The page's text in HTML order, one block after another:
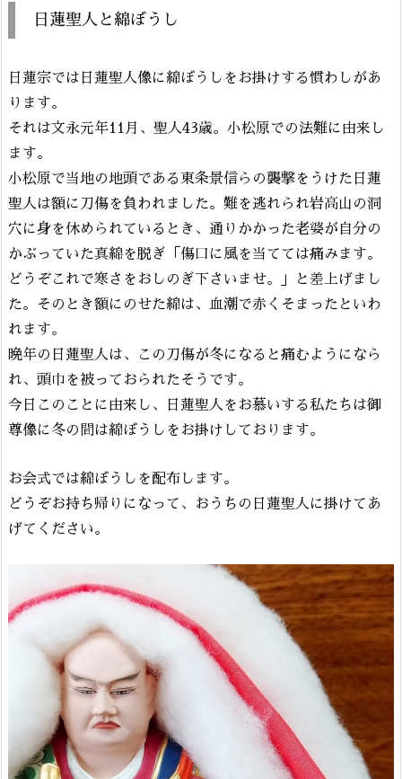
日蓮聖人と綿ぼうし
日蓮宗では日蓮聖人像に綿ぼうしをお掛けする慣わしがあ
ります。
それは文永元年11月、聖人43歳。小松原での法難に由来し
ます。
小松原で当地の地頭である東条景信らの襲撃をうけた日蓮
聖人は額に刀傷を負われました。難を逃れられ岩高山の洞
穴に身を休められているとき、通りかかった老婆が自分の
かぶっていた真綿を脱ぎ「傷口に風を当てては痛みます。
どうぞこれで寒さをおしのぎ下さいませ。」と差上げまし
た。そのとき額にのせた綿は、血潮で赤くそまったといわ
れます。
晩年の日蓮聖人は、この刀傷が冬になると痛むようになら
れ、頭巾を被っておられたそうです。
今日このことに由来し、日蓮聖人をお慕いする私たちは御
尊像に冬の間は綿ぼうしをお掛けしております。
お会式では綿ぼうしを配布します。
どうぞお持ち帰りになって、おうちの日蓮聖人に掛けてあ
げてください。